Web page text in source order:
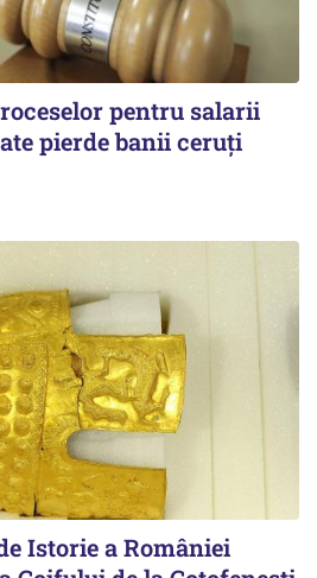
pentru salarii
pierde banii ceruți
Istorie a României